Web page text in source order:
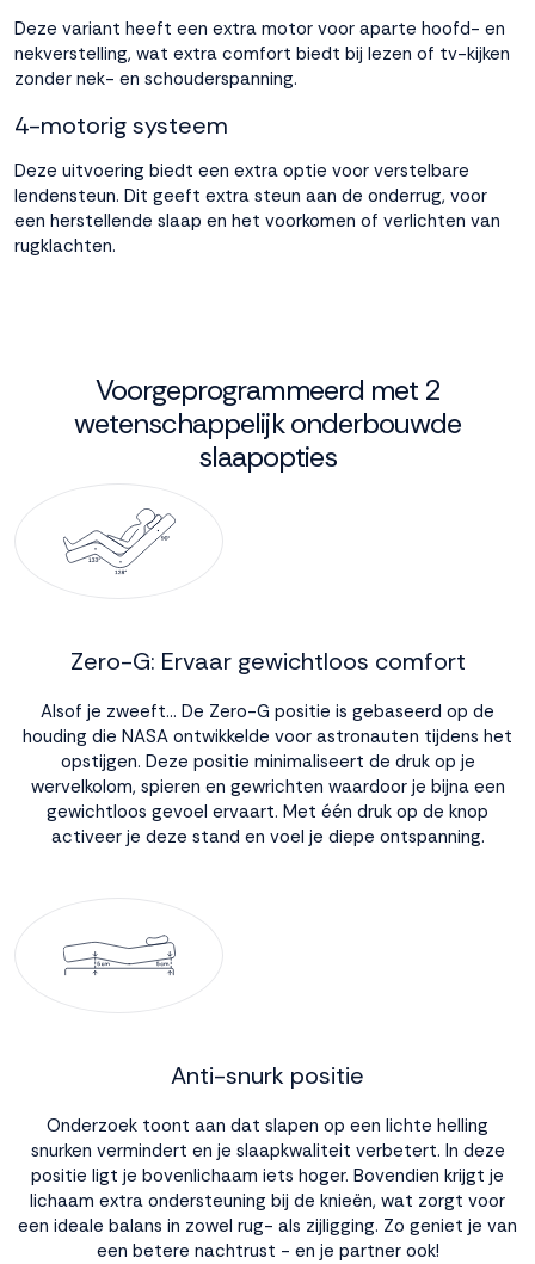
Deze variant heeft een extra motor voor aparte hoofd- en
nekverstelling, wat extra comfort biedt bij lezen of tv-kijken
zonder nek- en schouderspanning.
4-motorig systeem
Deze uitvoering biedt een extra optie voor verstelbare
lendensteun. Dit geeft extra steun aan de onderrug, voor
een herstellende slaap en het voorkomen of verlichten van
rugklachten.
Voorgeprogrammeerd met 2
wetenschappelijk onderbouwde
slaapopties
Zero-G: Ervaar gewichtloos comfort
Alsof je zweeft... De Zero-G positie is gebaseerd op de
houding die NASA ontwikkelde voor astronauten tijdens het
opstijgen. Deze positie minimaliseert de druk op je
wervelkolom, spieren en gewrichten waardoor je bijna een
gewichtloos gevoel ervaart. Met één druk op de knop
activeer je deze stand en voel je diepe ontspanning.
Anti-snurk positie
Onderzoek toont aan dat slapen op een lichte helling
snurken vermindert en je slaapkwaliteit verbetert. In deze
positie ligt je bovenlichaam iets hoger. Bovendien krijgt je
lichaam extra ondersteuning bij de knieën, wat zorgt voor
een ideale balans in zowel rug- als zijligging. Zo geniet je van
een betere nachtrust - en je partner ook!